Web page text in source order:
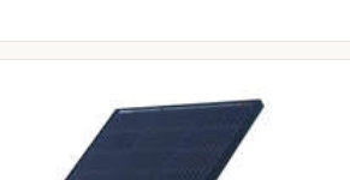
prijs € 1.269,00